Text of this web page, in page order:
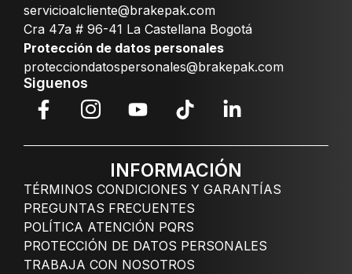
servicioalcliente@brakepak.com
Cra 47a # 96-41 La Castellana Bogotá
Protección de datos personales
protecciondatospersonales@brakepak.com
Siguenos
INFORMACIÓN
TÉRMINOS CONDICIONES Y GARANTÍAS
PREGUNTAS FRECUENTES
POLÍTICA ATENCIÓN PQRS
PROTECCIÓN DE DATOS PERSONALES
TRABAJA CON NOSOTROS